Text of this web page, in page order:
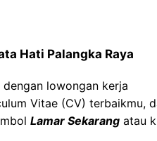
Hati Palangka Raya
lowongan kerja
Vitae (CV) terbaikmu,
Lamar Sekarang atau